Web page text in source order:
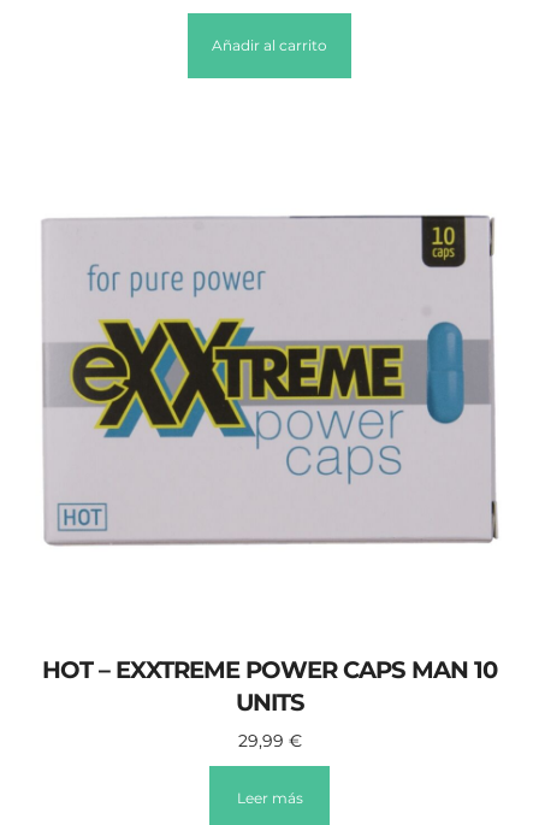
Añadir al carrito
HOT – EXXTREME POWER CAPS MAN 10
UNITS
29,99 €
Leer más